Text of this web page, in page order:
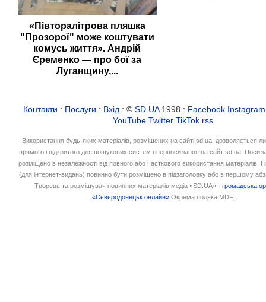
«Півторалітрова пляшка
"Прозорої" може коштувати
комусь життя». Андрій
Єременко — про бої за
Луганщину,...
Контакти : Послуги : Вхід : ©SD.UA1998 : Facebook Instagram
YouTube Twitter TikTok rss
Використання будь-яких матеріалів, розміщених на сайті sd.ua, дозволяється
прямого і відкритого для пошукових систем гіперпосилання на сайт sd.ua.
розміщено в незалежності від повного або часткового використання матеріалів.
(для інтернет-видань) повинно бути розміщено в підзаголовку або в першому
Творець та розміщувач новинних матеріалів медіа «SD.UA» -громадська
«Сєвєродонецьк онлайн» Окрема подяка MDF.